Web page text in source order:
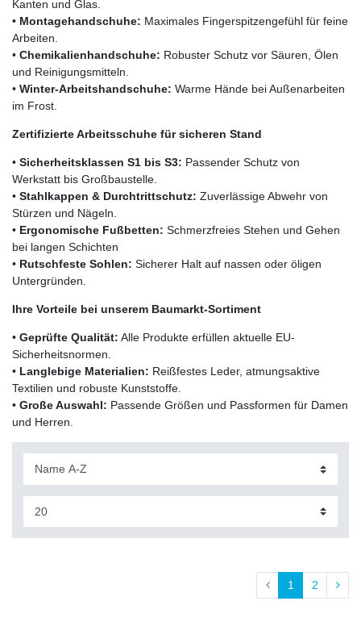
Kanten und Glas.
• Montagehandschuhe: Maximales Fingerspitzengefühl für feine
Arbeiten.
• Chemikalienhandschuhe: Robuster Schutz vor Säuren, Ölen
und Reinigungsmitteln.
• Winter-Arbeitshandschuhe: Warme Hände bei Außenarbeiten
im Frost.
Zertifizierte Arbeitsschuhe für sicheren Stand
• Sicherheitsklassen S1 bis S3: Passender Schutz von
Werkstatt bis Großbaustelle.
• Stahlkappen & Durchtrittschutz: Zuverlässige Abwehr von
Stürzen und Nägeln.
• Ergonomische Fußbetten: Schmerzfreies Stehen und Gehen
bei langen Schichten
• Rutschfeste Sohlen: Sicherer Halt auf nassen oder öligen
Untergründen.
Ihre Vorteile bei unserem Baumarkt-Sortiment
• Geprüfte Qualität: Alle Produkte erfüllen aktuelle EU-
Sicherheitsnormen.
• Langlebige Materialien: Reißfestes Leder, atmungsaktive
Textilien und robuste Kunststoffe.
• Große Auswahl: Passende Größen und Passformen für Damen
und Herren.
1 2